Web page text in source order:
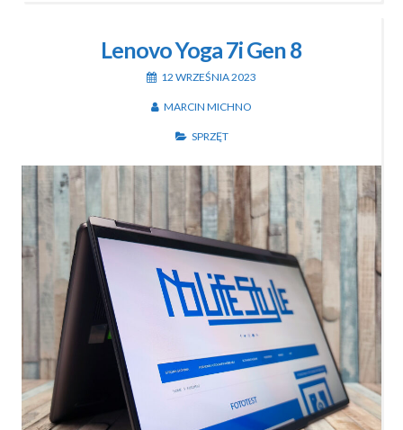
Lenovo Yoga 7i Gen 8
12 WRZEŚNIA 2023
MARCIN MICHNO
SPRZĘT